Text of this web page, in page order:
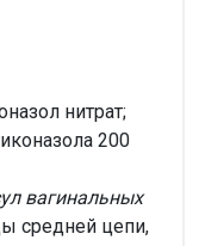
нитрат;
200
вагинальных
средней цепи,